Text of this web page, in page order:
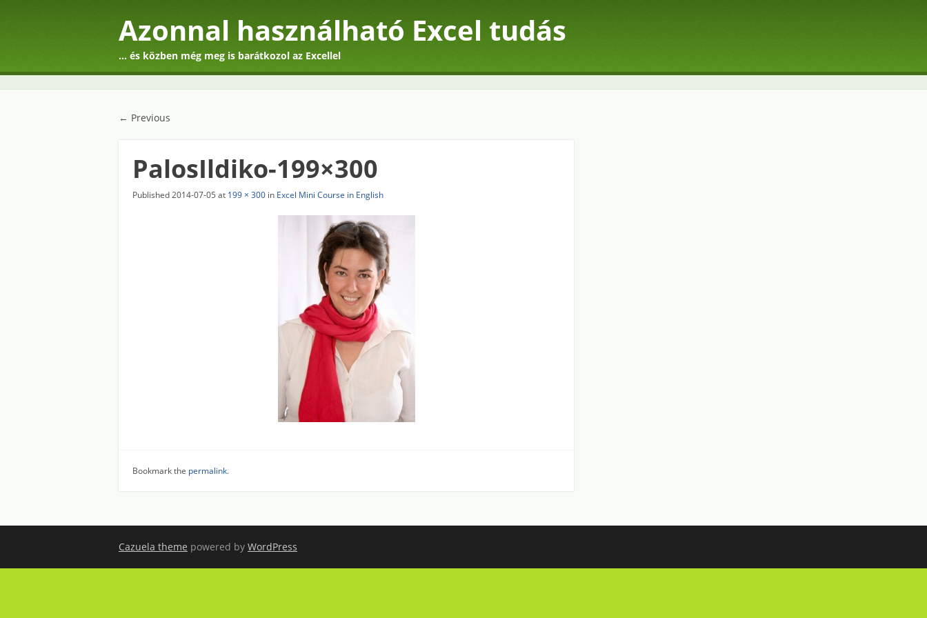
Azonnal használható Excel tudás
… és közben még meg is barátkozol az Excellel
☰Menu
← Previous
PalosIldiko-199×300
Published2014-07-05 at 199 × 300 in Excel Mini Course in English
Bookmark the permalink.
Cazuela theme powered by WordPress